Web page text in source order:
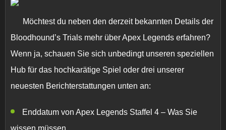
Möchtest du neben den derzeit bekannten Details der
Bloodhound’s Trials mehr über Apex Legends erfahren?
Wenn ja, schauen Sie sich unbedingt unseren speziellen
Hub für das hochkarätige Spiel oder drei unserer
neuesten Berichterstattungen unten an:
Enddatum von Apex Legends Staffel 4 – Was Sie
wissen müssen